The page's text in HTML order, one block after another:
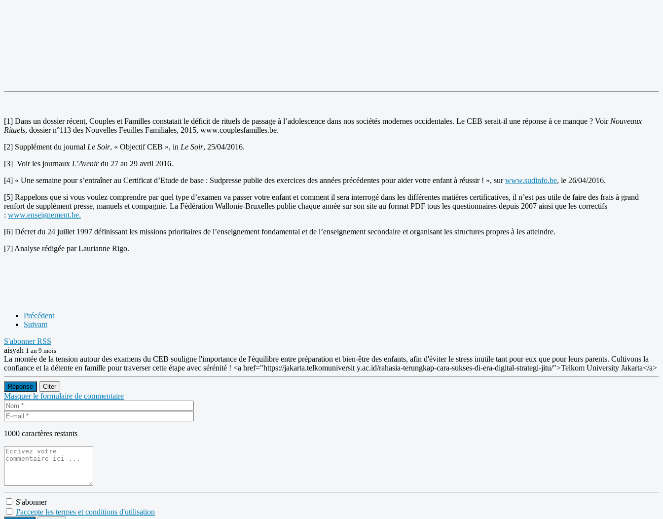
[1] Dans un dossier récent, Couples et Familles constatait le déficit de rituels de passage à l’adolescence dans nos sociétés modernes occidentales. Le CEB serait-il une réponse à ce manque ? Voir Nouveaux
Rituels, dossier n°113 des Nouvelles Feuilles Familiales, 2015, www.couplesfamilles.be.
[2] Supplément du journal Le Soir, « Objectif CEB », in Le Soir, 25/04/2016.
[3] Voir les journaux L’Avenirdu 27 au 29 avril 2016.
[4] « Une semaine pour s’entraîner au Certificat d’Etude de base : Sudpresse publie des exercices des années précédentes pour aider votre enfant à réussir ! », surwww.sudinfo.be, le 26/04/2016.
[5] Rappelons que si vous voulez comprendre par quel type d’examen va passer votre enfant et comment il sera interrogé dans les différentes matières certificatives, il n’est pas utile de faire des frais à grand
renfort de supplément presse, manuels et compagnie. La Fédération Wallonie-Bruxelles publie chaque année sur son site au format PDF tous les questionnaires depuis 2007 ainsi que les correctifs
: www.enseignement.be.
[6] Décret du 24 juillet 1997 définissant les missions prioritaires de l’enseignement fondamental et de l’enseignement secondaire et organisant les structures propres à les atteindre.
[7] Analyse rédigée par Laurianne Rigo.
Précédent
Suivant
S'abonnerRSS
aisyah 1 an 9 mois
La montée de la tension autour des examens du CEB souligne l'importance de l'équilibre entre préparation et bien-être des enfants, afin d'éviter le stress inutile tant pour eux que pour leurs parents. Cultivons la
confiance et la détente en famille pour traverser cette étape avec sérénité ! <a href="https://jakarta.telkomuniversit y.ac.id/rahasia-terungkap-cara-sukses-di-era-digital-strategi-jitu/">Telkom University Jakarta</a>
Réponse Citer
Masquer le formulaire de commentaire
1000 caractères restants
S'abonner
J'accepte les termes et conditions d'utilisation